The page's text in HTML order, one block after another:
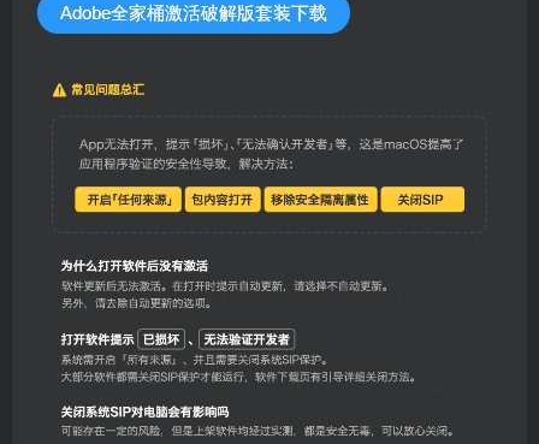
Adobe全家桶激活破解版套装下载